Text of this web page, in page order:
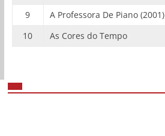
9
A Professora De Piano (2001)
10
As Cores do Tempo